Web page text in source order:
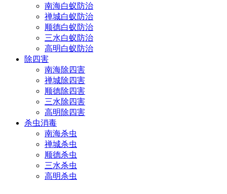
南海白蚁防治
禅城白蚁防治
顺德白蚁防治
三水白蚁防治
高明白蚁防治
除四害
南海除四害
禅城除四害
顺德除四害
三水除四害
高明除四害
杀虫消毒
南海杀虫
禅城杀虫
顺德杀虫
三水杀虫
高明杀虫